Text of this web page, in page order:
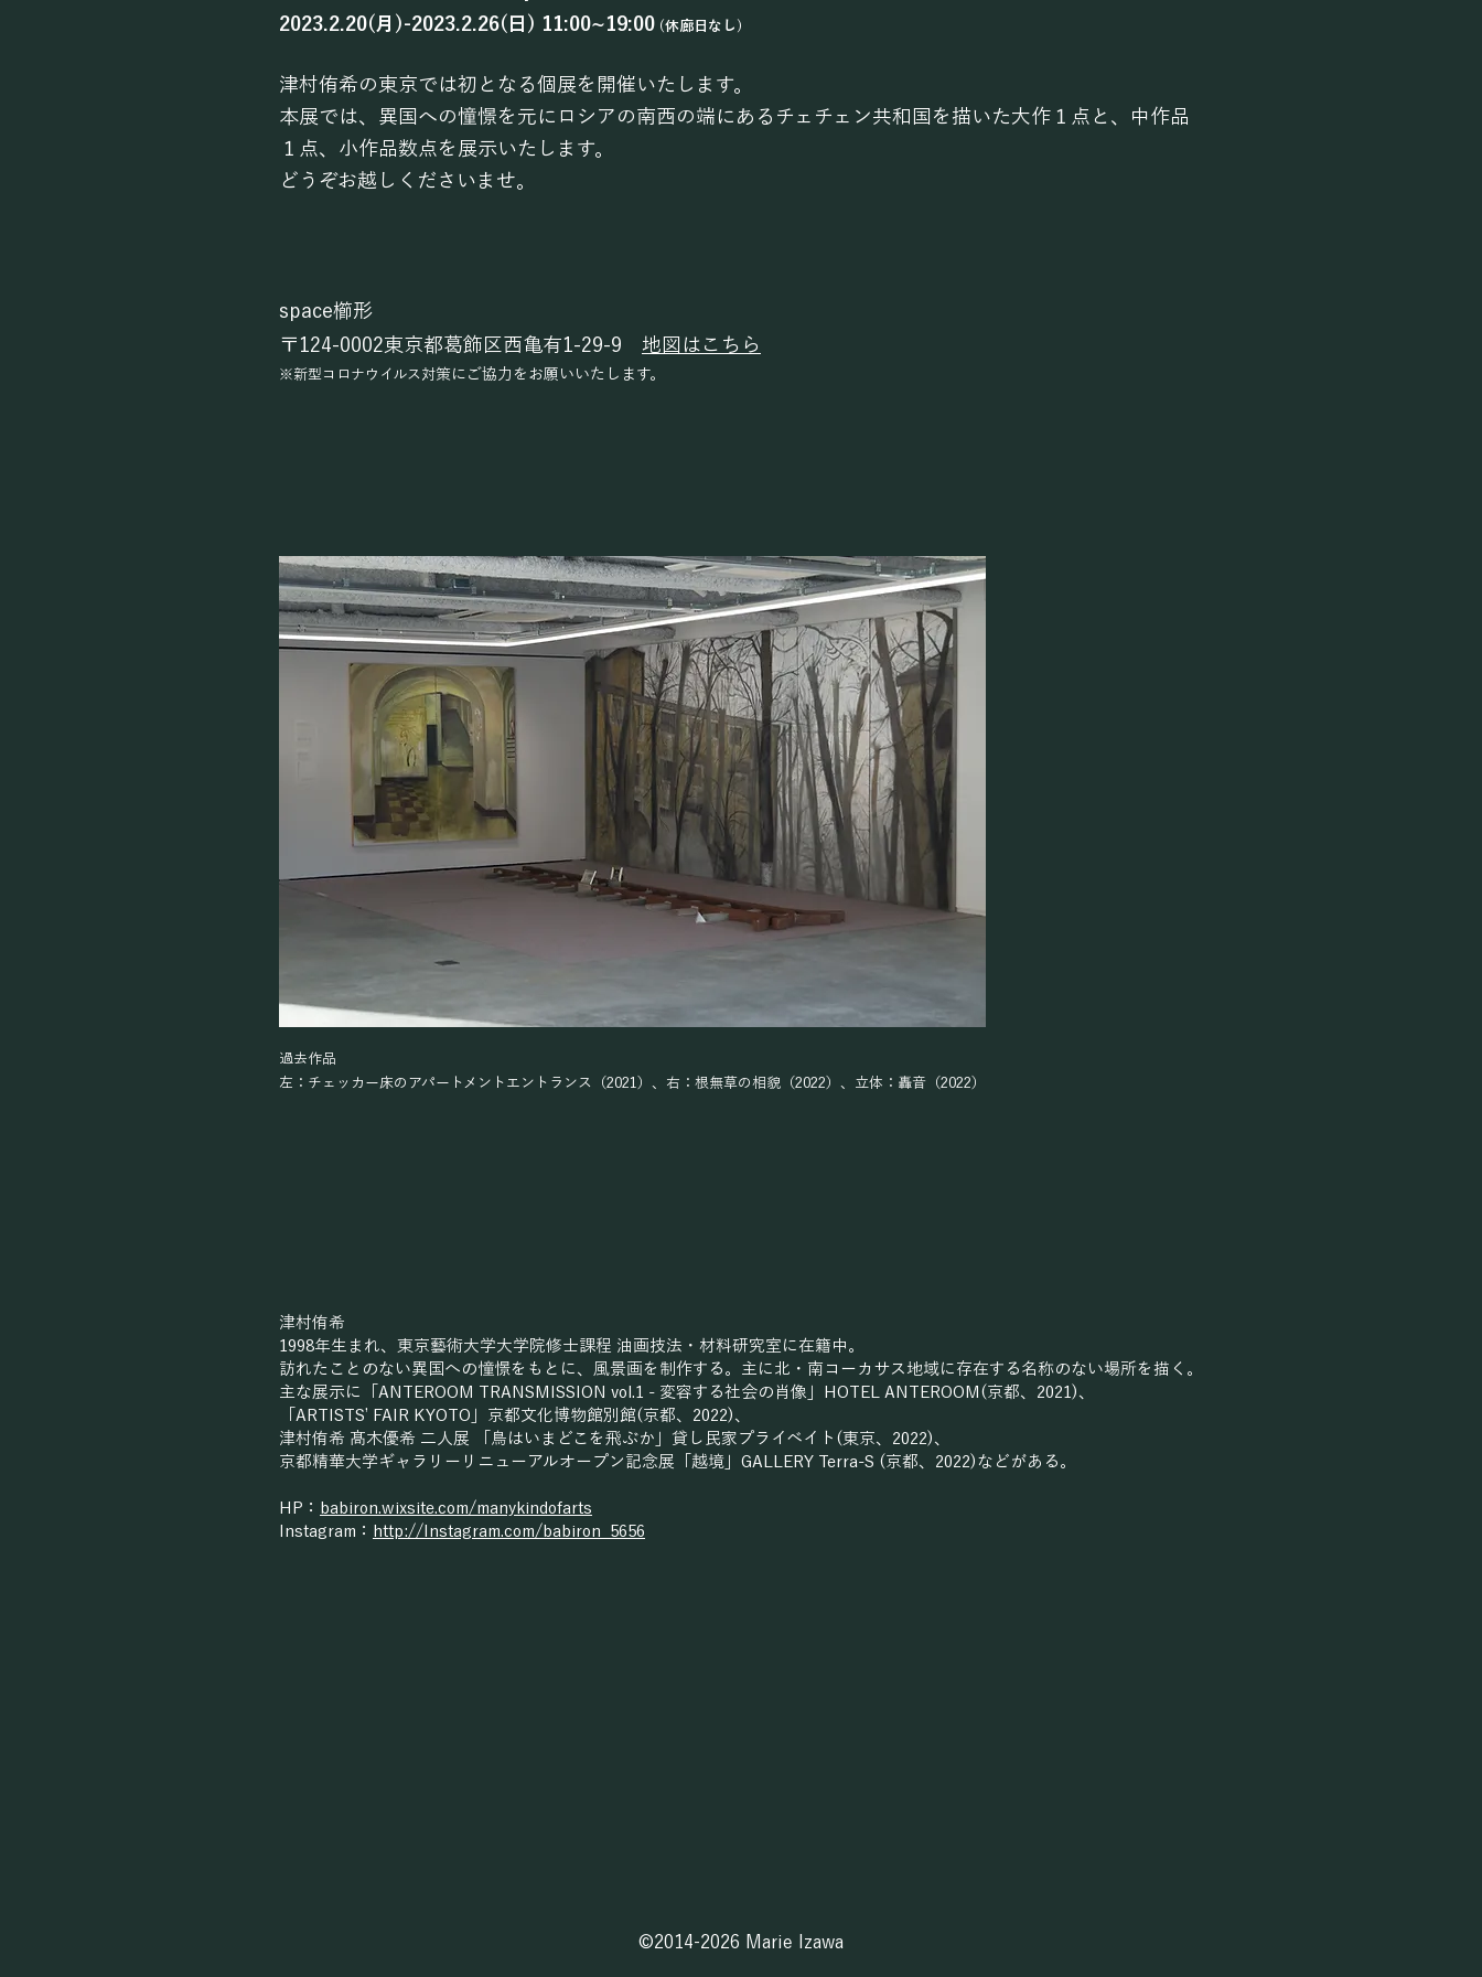
2023.2.20(月)-2023.2.26(日) 11:00~19:00​ (休廊日なし)
津村侑希の東京では初となる個展を開催いたします。
本展では、異国への憧憬を元にロシアの南西の端にあるチェチェン共和国を描いた大作１点と、中作品
１点、小作品数点を展示いたします。
どうぞお越しくださいませ。
space櫛形
〒124-0002東京都葛飾区西亀有1-29-9
地図はこちら
※新型 コロナウイルス対策にご協力をお願いいたします。
過去作品
左：チェッカー床のアパートメントエントランス（2021）、右：根無草の相貌（2022）、立体：轟音（2022）
津村侑希
1998年生まれ、東京藝術大学大学院修士課程 油画技法・材料研究室に在籍中。
訪れたことのない異国への憧憬をもとに、風景画を制作する。主に北・南コーカサス地域に存在する名称のない場所を描く。
主な展示に「ANTEROOM TRANSMISSION vol.1 - 変容する社会の肖像」HOTEL ANTEROOM(京都、2021)、
「ARTISTS’ FAIR KYOTO」京都文化博物館別館(京都、2022)、
津村侑希 髙木優希 二人展 「鳥はいまどこを飛ぶか」貸し民家プライベイト(東京、2022)、
京都精華大学ギャラリーリニューアルオープン記念展「越境」GALLERY Terra-S (京都、2022)などがある。
HP：
babiron.wixsite.com/manykindofarts
​Instagram：
http://Instagram.com/babiron_5656
©2014-2026 Marie Izawa